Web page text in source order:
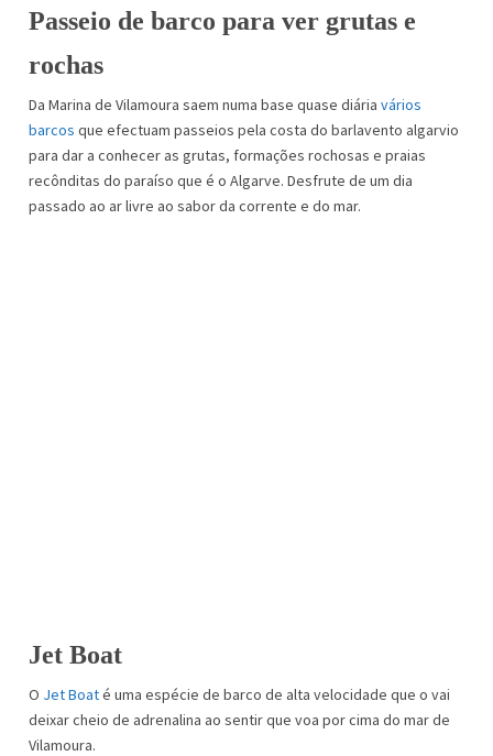
Passeio de barco para ver grutas e
rochas
Da Marina de Vilamoura saem numa base quase diária vários
barcos que efectuam passeios pela costa do barlavento algarvio
para dar a conhecer as grutas, formações rochosas e praias
recônditas do paraíso que é o Algarve. Desfrute de um dia
passado ao ar livre ao sabor da corrente e do mar.
Jet Boat
O Jet Boaté uma espécie de barco de alta velocidade que o vai
deixar cheio de adrenalina ao sentir que voa por cima do mar de
Vilamoura.